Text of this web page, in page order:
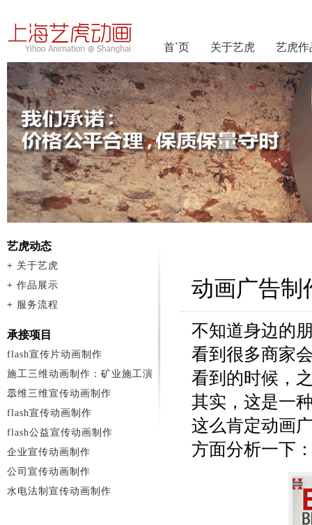
首`页 关于艺虎 艺虎作
动画广告制
不知道身边的
看到很多商家
看到的时候，
其实，这是一
这么肯定动画
方面分析一下
艺虎动态
+ 关于艺虎
+ 作品展示
+ 服务流程
承接项目
flash宣传片动画制作
施工三维动画制作：矿业施工演
示
二维三维宣传动画制作
flash宣传动画制作
flash公益宣传动画制作
企业宣传动画制作
公司宣传动画制作
水电法制宣传动画制作